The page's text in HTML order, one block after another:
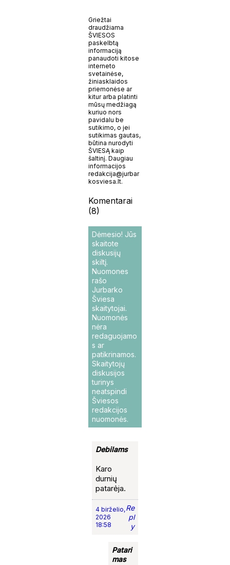
Griežtai
draudžiama
ŠVIESOS
paskelbtą
informaciją
panaudoti kitose
interneto
svetainėse,
žiniasklaidos
priemonėse ar
kitur arba platinti
mūsų medžiagą
kuriuo nors
pavidalu be
sutikimo, o jei
sutikimas gautas,
būtina nurodyti
ŠVIESĄ kaip
šaltinį. Daugiau
informacijos
redakcija@jurbar
kosviesa.lt.
Komentarai
(8)
Dėmesio! Jūs
skaitote
diskusijų
skiltį.
Nuomones
rašo
Jurbarko
Šviesa
skaitytojai.
Nuomonės
nėra
redaguojamo
s ar
patikrinamos.
Skaitytojų
diskusijos
turinys
neatspindi
Šviesos
redakcijos
nuomonės.
Debilams
Karo
durnių
patarėja.
4 birželio,
2026
18:58
Re
pl
y
Patari
mas